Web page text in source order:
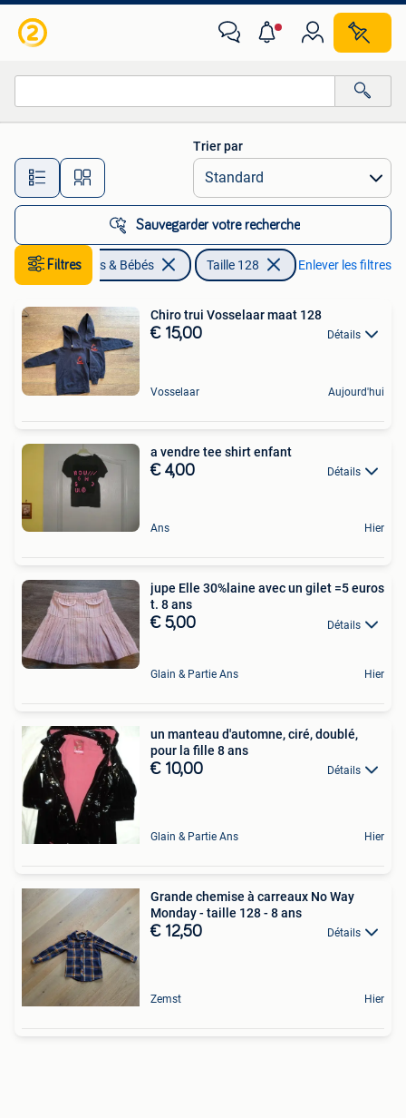
Toutes les distances…
Trier par
Sauvegarder votre recherche
Filtres
Enfants & Bébés Taille 128 Enlever les filtres
Chiro trui Vosselaar maat 128
€ 15,00 Détails
Vosselaar Aujourd'hui
a vendre tee shirt enfant
€ 4,00 Détails
Ans Hier
jupe Elle 30%laine avec un gilet =5 euros
t. 8 ans
€ 5,00 Détails
Glain & Partie Ans Hier
un manteau d'automne, ciré, doublé,
pour la fille 8 ans
€ 10,00 Détails
Glain & Partie Ans Hier
Grande chemise à carreaux No Way
Monday - taille 128 - 8 ans
€ 12,50 Détails
Zemst Hier